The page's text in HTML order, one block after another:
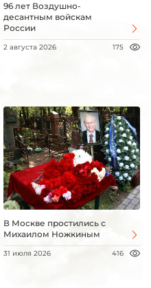
96 лет Воздушно-
десантным войскам
России
2 августа 2026 175
В Москве простились с
Михаилом Ножкиным
31 июля 2026 416